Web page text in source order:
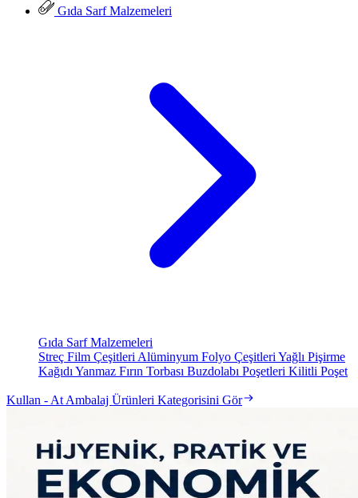
Gıda Sarf Malzemeleri
Gıda Sarf Malzemeleri
Streç Film Çeşitleri Alüminyum Folyo Çeşitleri Yağlı Pişirme
Kağıdı Yanmaz Fırın Torbası Buzdolabı Poşetleri Kilitli Poşet
Kullan - At Ambalaj Ürünleri Kategorisini Gör